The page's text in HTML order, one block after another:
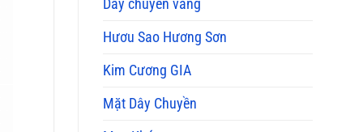
Dây chuyền vàng
Hươu Sao Hương Sơn
Kim Cương GIA
Mặt Dây Chuyền